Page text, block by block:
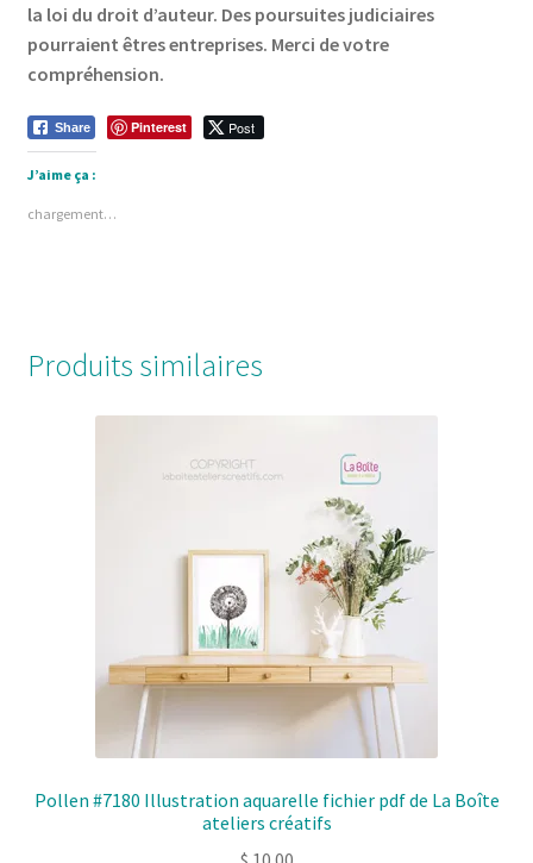
la loi du droit d’auteur. Des poursuites judiciaires
pourraient êtres entreprises. Merci de votre
compréhension.
Share Pinterest Post
J’aime ça :
chargement…
Produits similaires
Pollen #7180 Illustration aquarelle fichier pdf de La Boîte
ateliers créatifs